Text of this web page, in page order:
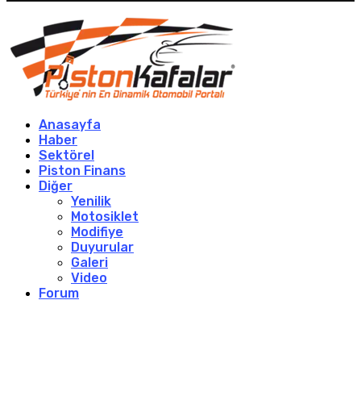
Anasayfa
Haber
Sektörel
Piston Finans
Diğer
Yenilik
Motosiklet
Modifiye
Duyurular
Galeri
Video
Forum